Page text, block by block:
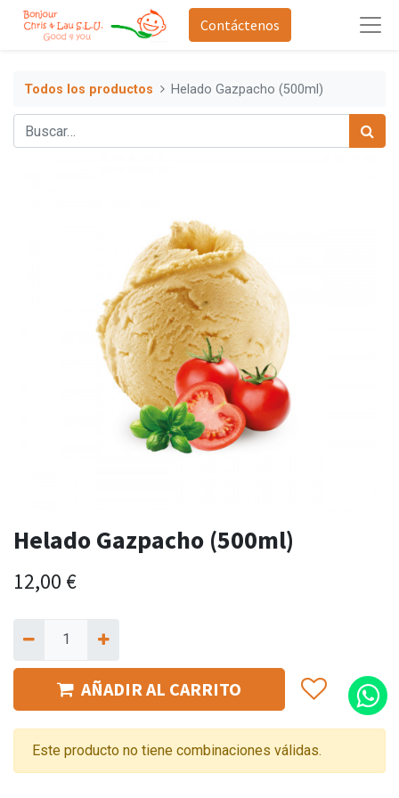
Contáctenos
Todos los productos Helado Gazpacho (500ml)
Helado Gazpacho (500ml)
12,00 €
AÑADIR AL CARRITO
Este producto no tiene combinaciones válidas.